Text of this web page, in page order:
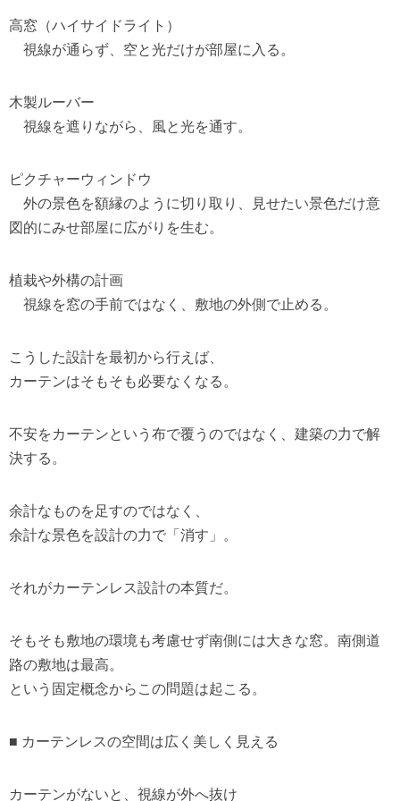
高窓（ハイサイドライト）
視線が通らず、空と光だけが部屋に入る。
木製ルーバー
視線を遮りながら、風と光を通す。
ピクチャーウィンドウ
外の景色を額縁のように切り取り、見せたい景色だけ意
図的にみせ部屋に広がりを生む。
植栽や外構の計画
視線を窓の手前ではなく、敷地の外側で止める。
こうした設計を最初から行えば、
カーテンはそもそも必要なくなる。
不安をカーテンという布で覆うのではなく、建築の力で解
決する。
余計なものを足すのではなく、
余計な景色を設計の力で「消す」。
それがカーテンレス設計の本質だ。
そもそも敷地の環境も考慮せず南側には大きな窓。南側道
路の敷地は最高。
という固定概念からこの問題は起こる。
■ カーテンレスの空間は広く美しく見える
カーテンがないと、視線が外へ抜け